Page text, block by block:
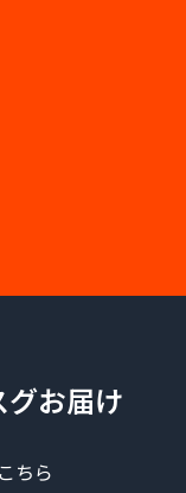
お届け
ちら